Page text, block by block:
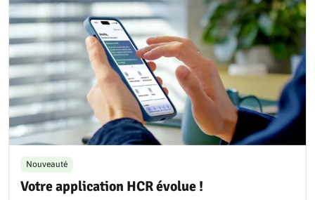
Votre application HCR évolue !
Nouveauté